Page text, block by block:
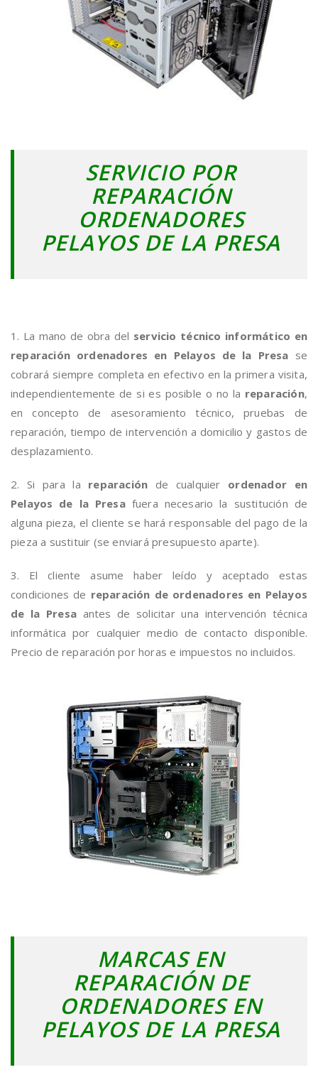
SERVICIO POR
REPARACIÓN
ORDENADORES
PELAYOS DE LA PRESA
1. La mano de obra del servicio técnico informático en
reparación ordenadores en Pelayos de la Presa se
cobrará siempre completa en efectivo en la primera visita,
independientemente de si es posible o no la reparación,
en concepto de asesoramiento técnico, pruebas de
reparación, tiempo de intervención a domicilio y gastos de
desplazamiento.
2. Si para la reparación de cualquier ordenador en
Pelayos de la Presafuera necesario la sustitución de
alguna pieza, el cliente se hará responsable del pago de la
pieza a sustituir (se enviará presupuesto aparte).
3. El cliente asume haber leído y aceptado estas
condiciones de reparación de ordenadores en Pelayos
de la Presaantes de solicitar una intervención técnica
informática por cualquier medio de contacto disponible.
Precio de reparación por horas e impuestos no incluidos.
MARCAS EN
REPARACIÓN DE
ORDENADORES EN
PELAYOS DE LA PRESA